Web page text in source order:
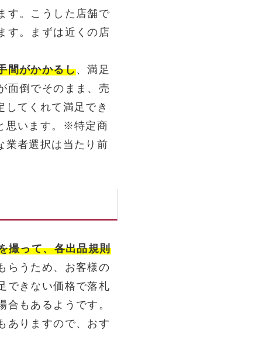
す。こうした店舗で
す。まずは近くの店
間がかかるし、満足
面倒でそのまま、売
てくれて満足でき
思います。※特定商
業者選択は当たり前
撮って、各出品規則
らうため、お客様の
できない価格で落札
もあるようです。
ありますので、おす